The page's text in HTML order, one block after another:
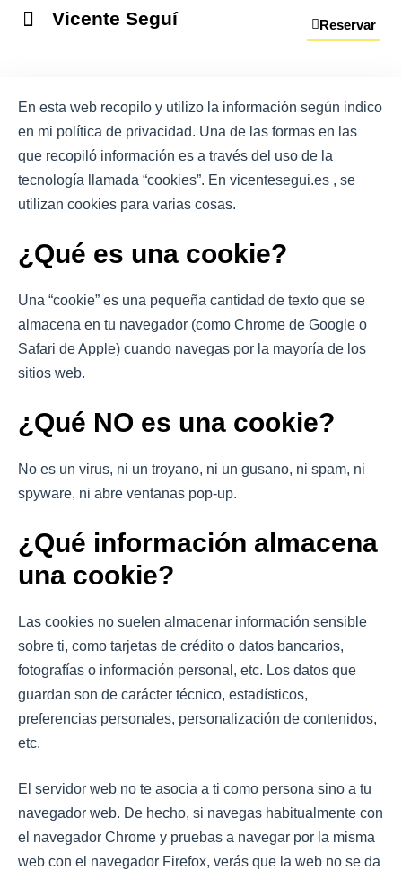
Vicente Seguí Reservar
En esta web recopilo y utilizo la información según indico
en mi política de privacidad. Una de las formas en las
que recopiló información es a través del uso de la
tecnología llamada “cookies”. En vicentesegui.es , se
utilizan cookies para varias cosas.
¿Qué es una cookie?
Una “cookie” es una pequeña cantidad de texto que se
almacena en tu navegador (como Chrome de Google o
Safari de Apple) cuando navegas por la mayoría de los
sitios web.
¿Qué NO es una cookie?
No es un virus, ni un troyano, ni un gusano, ni spam, ni
spyware, ni abre ventanas pop-up.
¿Qué información almacena
una cookie?
Las cookies no suelen almacenar información sensible
sobre ti, como tarjetas de crédito o datos bancarios,
fotografías o información personal, etc. Los datos que
guardan son de carácter técnico, estadísticos,
preferencias personales, personalización de contenidos,
etc.
El servidor web no te asocia a ti como persona sino a tu
navegador web. De hecho, si navegas habitualmente con
el navegador Chrome y pruebas a navegar por la misma
web con el navegador Firefox, verás que la web no se da